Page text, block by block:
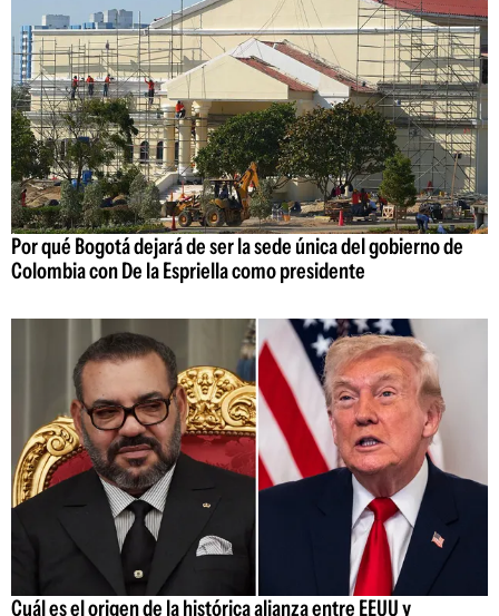
Por qué Bogotá dejará de ser la sede única del gobierno de
Colombia con De la Espriella como presidente
Cuál es el origen de la histórica alianza entre EEUU y